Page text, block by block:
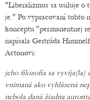
"Liberalizmus sa usiluje o
je." Po vypracovaní tohto
konceptu "permanentnej
napísala Gertrúda
Actonovi:
jeho filozofia sa vyvíja(la)
vnímaná ako vyhlásená
nebola daná žiadna